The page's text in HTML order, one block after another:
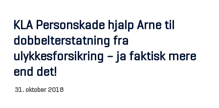
KLA Personskade hjalp Arne til
dobbelterstatning fra
ulykkesforsikring – ja faktisk mere
end det!
31. oktober 2018